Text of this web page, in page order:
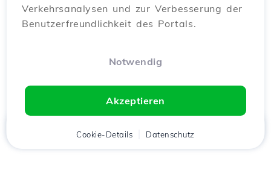
Verkehrsanalysen und zur Verbesserung der
Benutzerfreundlichkeit des Portals.
Notwendig
Akzeptieren
Cookie-Details Datenschutz
Kunde Warenkorb Chat